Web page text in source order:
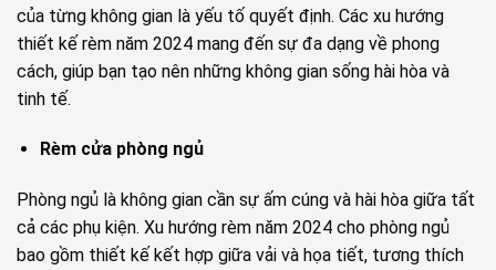
của từng không gian là yếu tố quyết định. Các xu hướng
thiết kế rèm năm 2024 mang đến sự đa dạng về phong
cách, giúp bạn tạo nên những không gian sống hài hòa và
tinh tế.
Rèm cửa phòng ngủ
Phòng ngủ là không gian cần sự ấm cúng và hài hòa giữa tất
cả các phụ kiện. Xu hướng rèm năm 2024 cho phòng ngủ
bao gồm thiết kế kết hợp giữa vải và họa tiết, tương thích